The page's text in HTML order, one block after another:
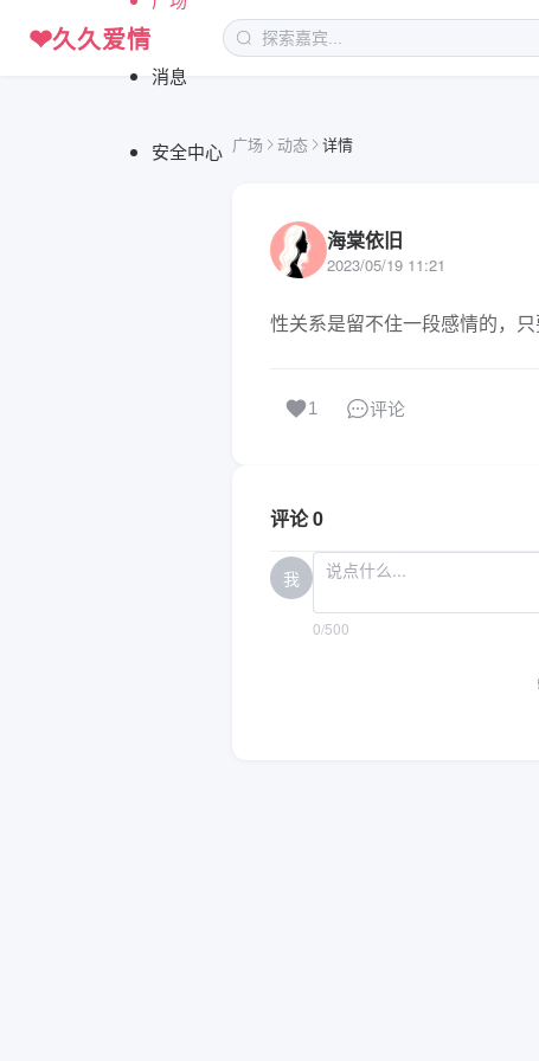
❤久久爱情
消息
安全中心 广场 动态 详情
海棠依旧
2023/05/19 11:21
性关系是留不住一段感情的，
1 评论
评论 0
我
0/500